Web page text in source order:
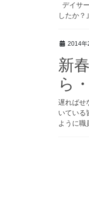
デイサ
したか
2014年
新
ら
遅ればせ
いている
ように